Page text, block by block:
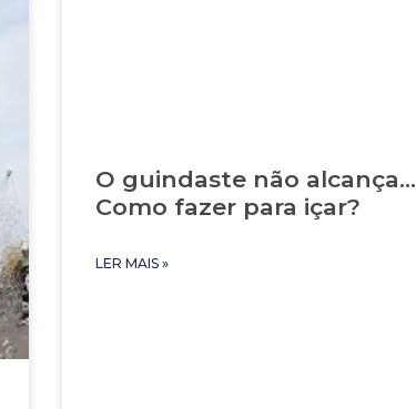
O guindaste não alcança…
Como fazer para içar?
LER MAIS »